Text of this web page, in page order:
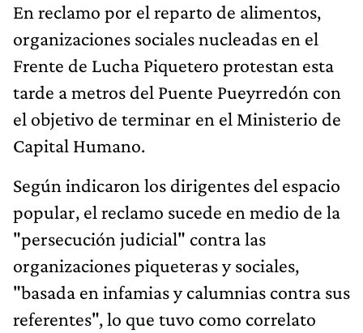
En reclamo por el reparto de alimentos,
organizaciones sociales nucleadas en el
Frente de Lucha Piquetero protestan esta
tarde a metros del Puente Pueyrredón con
el objetivo de terminar en el Ministerio de
Capital Humano.
Según indicaron los dirigentes del espacio
popular, el reclamo sucede en medio de la
"persecución judicial" contra las
organizaciones piqueteras y sociales,
"basada en infamias y calumnias contra sus
referentes", lo que tuvo como correlato